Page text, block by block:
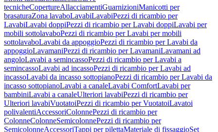
tecnicheCopertureAllacciamentiGuarnizioniManicotti per
brasaturaZona lavaboLavabiLavabiPezzi di ricambio per
LavabiLavabi doppiPezzi di ricambio per Lavabi doppiLavabi per
mobili sottolavaboPezzi di ricambio per Lavabi per mobili
sottolavaboLavabi da appoggioPezzi di ricambio per Lavabi da
appoggioLavamaniPezzi di ricambio per LavamaniLavamani ad
angoloLavabi a semincassoPezzi di ricambio per Lavabi a
semincassoLavabi ad incassoPezzi di ricambio per Lavabi ad
incassoLavabi da incasso sottopianoPezzi di ricambio per Lavabi da
incasso sottopianoLavabi a canaleLavabi ComfortLavabi per
bambiniLavabi a canaleUlteriori lavabiPezzi di ricambio per
Ulteriori lavabiVuotatoiPezzi di ricambio per VuotatoiLavatoi
polivalentiAccessoriColonnePezzi di ricambio per
ColonneColonneSemicolonnePezzi di ricambio per
SemicolonneAccessoriTappi per pilettaMateriale di fissaggioSet